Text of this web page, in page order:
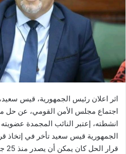
اثر اعلان رئيس الجمهورية، قيس سعيد،
اجتماع مجلس الأمن القومي، عن حل
انشطته، إعتبر النائب المجمدة
الجمهورية قيس سعيد تأخر في إتخاذ
قرار الحل كان يمكن أن يصدر منذ 25 جويلية الماضي.